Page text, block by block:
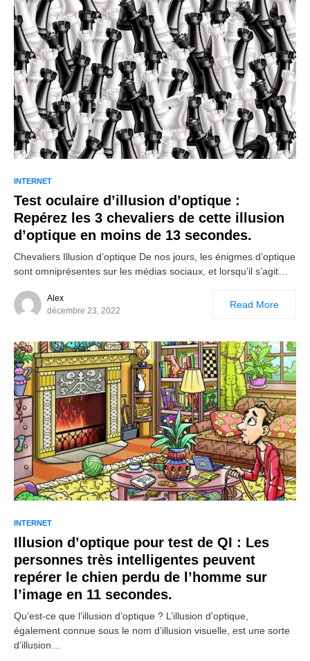
INTERNET
Test oculaire d’illusion d’optique :
Repérez les 3 chevaliers de cette illusion
d’optique en moins de 13 secondes.
Chevaliers Illusion d’optique De nos jours, les énigmes d’optique
sont omniprésentes sur les médias sociaux, et lorsqu’il s’agit…
Alex
décembre 23, 2022
Read More
INTERNET
Illusion d’optique pour test de QI : Les
personnes très intelligentes peuvent
repérer le chien perdu de l’homme sur
l’image en 11 secondes.
Qu’est-ce que l’illusion d’optique ? L’illusion d’optique,
également connue sous le nom d’illusion visuelle, est une sorte
d’illusion…